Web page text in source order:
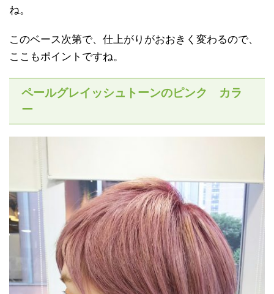
ね。
このベース次第で、仕上がりがおおきく変わるので、
ここもポイントですね。
ペールグレイッシュトーンのピンク カラ
ー